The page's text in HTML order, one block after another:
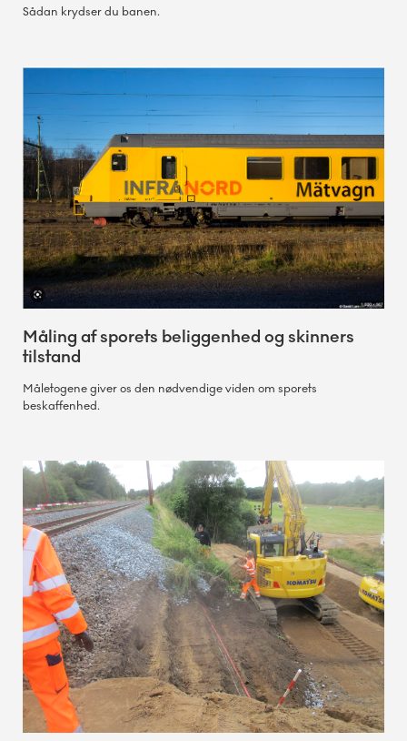
Sådan krydser du banen.
Måling af sporets beliggenhed og skinners
tilstand
Måletogene giver os den nødvendige viden om sporets
beskaffenhed.